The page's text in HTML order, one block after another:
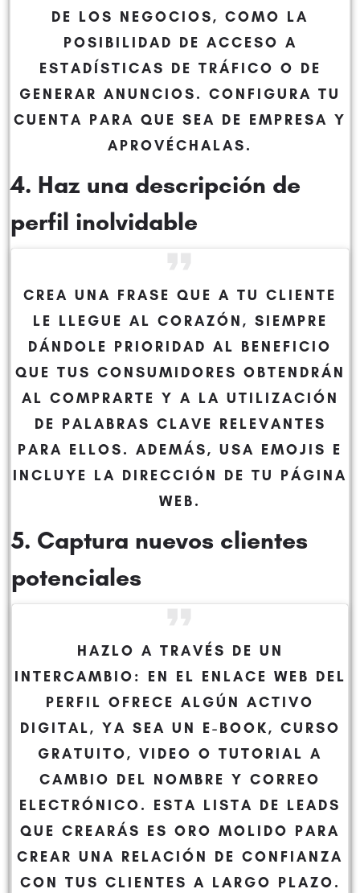
DE LOS NEGOCIOS, COMO LA
POSIBILIDAD DE ACCESO A
ESTADÍSTICAS DE TRÁFICO O DE
GENERAR ANUNCIOS. CONFIGURA TU
CUENTA PARA QUE SEA DE EMPRESA Y
APROVÉCHALAS.
4. Haz una descripción de
perfil inolvidable
CREA UNA FRASE QUE A TU CLIENTE
LE LLEGUE AL CORAZÓN, SIEMPRE
DÁNDOLE PRIORIDAD AL BENEFICIO
QUE TUS CONSUMIDORES OBTENDRÁN
AL COMPRARTE Y A LA UTILIZACIÓN
DE PALABRAS CLAVE RELEVANTES
PARA ELLOS. ADEMÁS, USA EMOJIS E
INCLUYE LA DIRECCIÓN DE TU PÁGINA
WEB.
5. Captura nuevos clientes
potenciales
HAZLO A TRAVÉS DE UN
INTERCAMBIO: EN EL ENLACE WEB DEL
PERFIL OFRECE ALGÚN ACTIVO
DIGITAL, YA SEA UN E-BOOK, CURSO
GRATUITO, VIDEO O TUTORIAL A
CAMBIO DEL NOMBRE Y CORREO
ELECTRÓNICO. ESTA LISTA DE LEADS
QUE CREARÁS ES ORO MOLIDO PARA
CREAR UNA RELACIÓN DE CONFIANZA
CON TUS CLIENTES A LARGO PLAZO.